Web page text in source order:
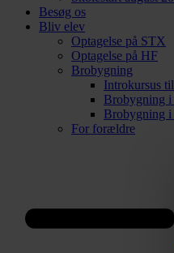
Besøg os
Bliv elev
Optagelse på STX
Optagelse på HF
Brobygning
Introkursus
Brobygning i
Brobygning i
For forældre